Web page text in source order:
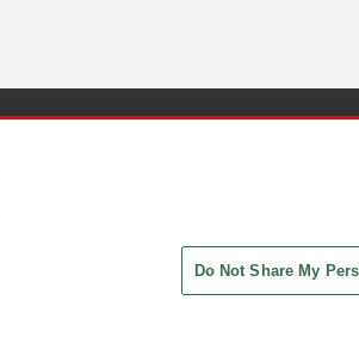
Do Not Share My